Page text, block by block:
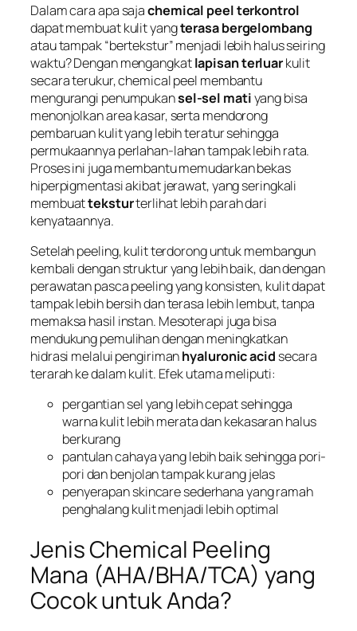
Dalam cara apa sajachemical peel terkontrol
dapat membuat kulit yangterasa bergelombang
atau tampak “bertekstur” menjadi lebih halus seiring
waktu? Dengan mengangkatlapisan terluarkulit
secara terukur, chemical peel membantu
mengurangi penumpukansel-sel matiyang bisa
menonjolkan area kasar, serta mendorong
pembaruan kulit yang lebih teratur sehingga
permukaannya perlahan-lahan tampak lebih rata.
Proses ini juga membantu memudarkan bekas
hiperpigmentasi akibat jerawat, yang seringkali
membuatteksturterlihat lebih parah dari
kenyataannya.
Setelah peeling, kulit terdorong untuk membangun
kembali dengan struktur yang lebih baik, dan dengan
perawatan pasca peeling yang konsisten, kulit dapat
tampak lebih bersih dan terasa lebih lembut, tanpa
memaksa hasil instan. Mesoterapi juga bisa
mendukung pemulihan dengan meningkatkan
hidrasi melalui pengirimanhyaluronic acid secara
terarah ke dalam kulit. Efek utama meliputi:
pergantian sel yang lebih cepat sehingga
warna kulit lebih merata dan kekasaran halus
berkurang
pantulan cahaya yang lebih baik sehingga pori-
pori dan benjolan tampak kurang jelas
penyerapan skincare sederhana yang ramah
penghalang kulit menjadi lebih optimal
Jenis Chemical Peeling
Mana (AHA/BHA/TCA) yang
Cocok untuk Anda?